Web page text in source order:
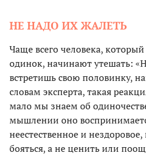
НЕ НАДО ИХ ЖАЛЕТЬ
Чаще всего человека,
одинок, начинают утешать:
встретишь свою половинку,
словам эксперта, такая
мало мы знаем об
мышлении оно
неестественное и
бояться, а не ценить или